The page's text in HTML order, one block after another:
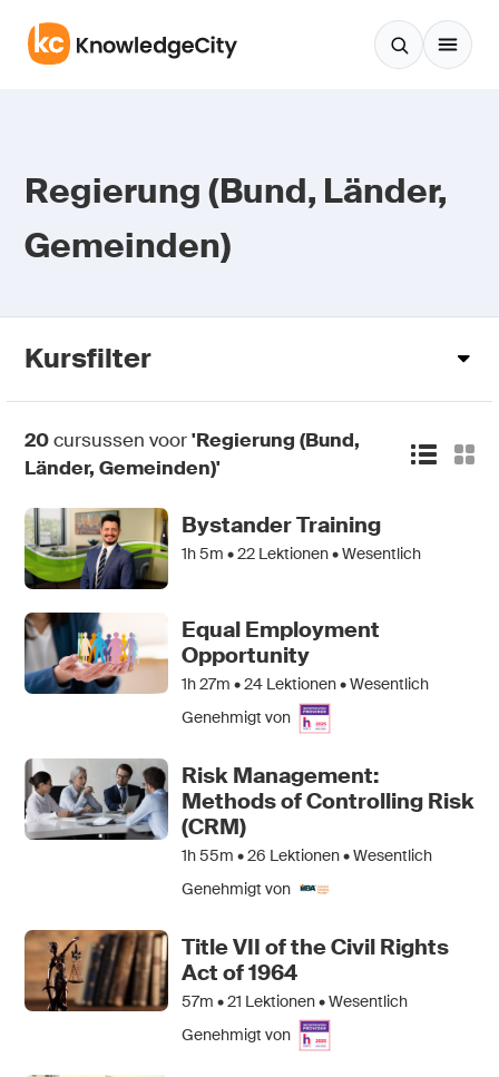
Regierung (Bund, Länder,
Gemeinden)
Kursfilter
20cursussen voor'Regierung (Bund,
Länder, Gemeinden)'
Bystander Training
1h 5m •22 Lektionen • Wesentlich
Equal Employment
Opportunity
1h 27m •24 Lektionen • Wesentlich
Genehmigt von
Risk Management:
Methods of Controlling Risk
(CRM)
1h 55m •26 Lektionen • Wesentlich
Genehmigt von
Title VII of the Civil Rights
Act of 1964
57m •21 Lektionen • Wesentlich
Genehmigt von